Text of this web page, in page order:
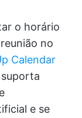
o horário
no
Calendar
suporta
e se